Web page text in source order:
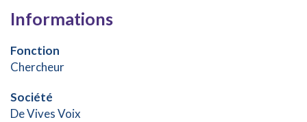
Informations
Fonction
Chercheur
Société
De Vives Voix